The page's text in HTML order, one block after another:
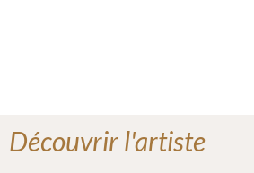
Découvrir l'artiste